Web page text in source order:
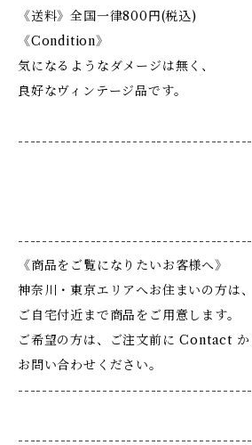
《送料》全国一律800円(税込)
《Condition》
気になるようなダメージは無く、
良好なヴィンテージ品です。
《商品をご覧になりたいお客様へ》
神奈川・東京エリアへお住まいの方は、
ご自宅付近まで商品をご用意します。
ご希望の方は、ご注文前に Contact か
お問い合わせください。